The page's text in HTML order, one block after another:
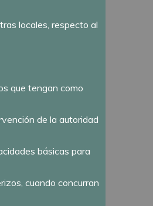
locales, respecto al
que tengan como
de la autoridad
básicas para
cuando concurran